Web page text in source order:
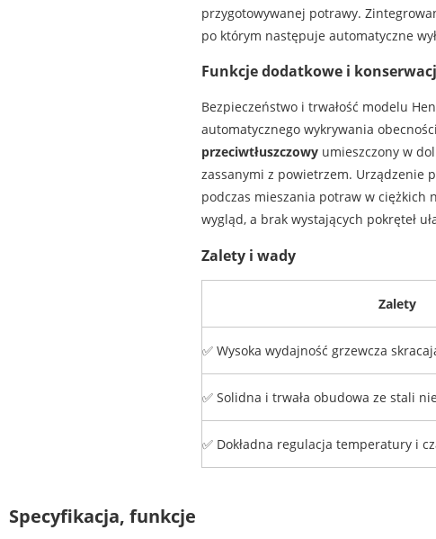
przygotowywanej potrawy.
po którym następuje automatyczne
Funkcje dodatkowe i
Bezpieczeństwo i trwałość modelu
automatycznego wykrywania
przeciwtłuszczowyumieszczony w
zassanymi z powietrzem. Urządzenie
podczas mieszania potraw w
wygląd, a brak wystających pokręteł
Zalety i wady
Zalety
✅ Wysoka wydajność grzewcza
✅ Solidna i trwała obudowa ze stali
✅ Dokładna regulacja temperatury i
Specyfikacja, funkcje